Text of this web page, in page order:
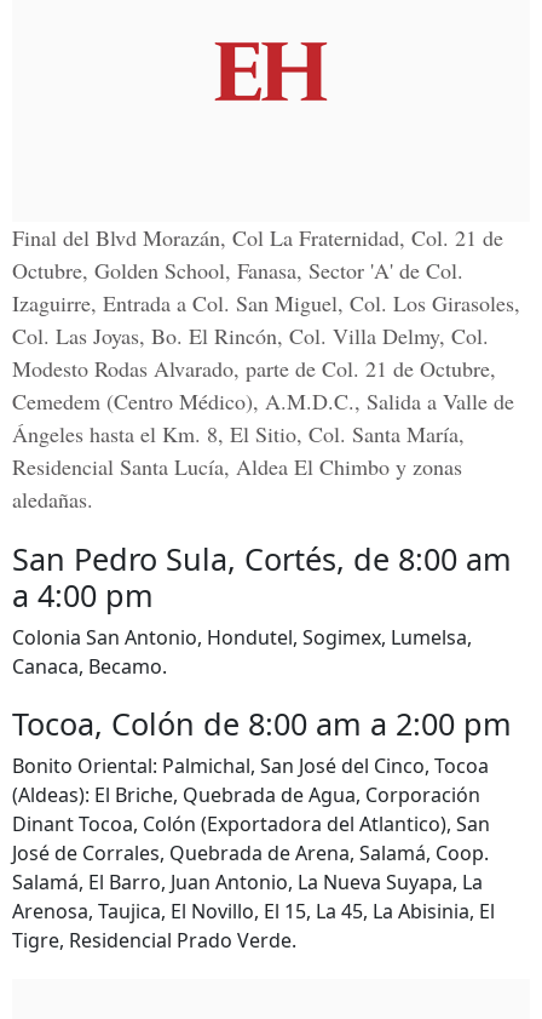
Final del Blvd Morazán, Col La Fraternidad, Col. 21 de
Octubre, Golden School, Fanasa, Sector 'A' de Col.
Izaguirre, Entrada a Col. San Miguel, Col. Los Girasoles,
Col. Las Joyas, Bo. El Rincón, Col. Villa Delmy, Col.
Modesto Rodas Alvarado, parte de Col. 21 de Octubre,
Cemedem (Centro Médico), A.M.D.C., Salida a Valle de
Ángeles hasta el Km. 8, El Sitio, Col. Santa María,
Residencial Santa Lucía, Aldea El Chimbo y zonas
aledañas.
San Pedro Sula, Cortés, de 8:00 am
a 4:00 pm
Colonia San Antonio, Hondutel, Sogimex, Lumelsa,
Canaca, Becamo.
Tocoa, Colón de 8:00 am a 2:00 pm
Bonito Oriental: Palmichal, San José del Cinco, Tocoa
(Aldeas): El Briche, Quebrada de Agua, Corporación
Dinant Tocoa, Colón (Exportadora del Atlantico), San
José de Corrales, Quebrada de Arena, Salamá, Coop.
Salamá, El Barro, Juan Antonio, La Nueva Suyapa, La
Arenosa, Taujica, El Novillo, El 15, La 45, La Abisinia, El
Tigre, Residencial Prado Verde.